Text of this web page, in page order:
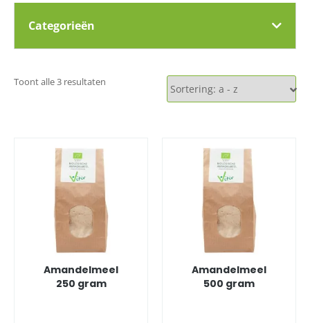
Categorieën
Toont alle 3 resultaten
Amandelmeel
250 gram
Amandelmeel
500 gram